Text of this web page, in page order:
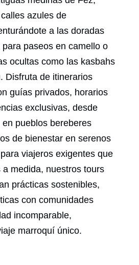
azules de
a las doradas
paseos en camello o
ocultas como las kasbahs
Disfruta de itinerarios
guías privados, horarios
exclusivas, desde
pueblos bereberes
de bienestar en serenos
viajeros exigentes que
a medida, nuestros tours
prácticas sostenibles,
con comunidades
incomparable,
marroquí único.